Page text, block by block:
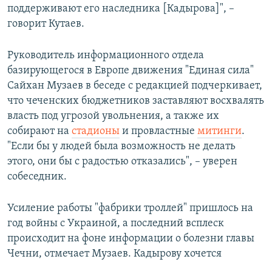
поддерживают его наследника [Кадырова]", –
говорит Кутаев.
Руководитель информационного отдела
базирующегося в Европе движения "Единая сила"
Сайхан Музаев в беседе с редакцией подчеркивает,
что чеченских бюджетников заставляют восхвалять
власть под угрозой увольнения, а также их
собирают на стадионы и провластные митинги.
"Если бы у людей была возможность не делать
этого, они бы с радостью отказались", – уверен
собеседник.
Усиление работы "фабрики троллей" пришлось на
год войны с Украиной, а последний всплеск
происходит на фоне информации о болезни главы
Чечни, отмечает Музаев. Кадырову хочется